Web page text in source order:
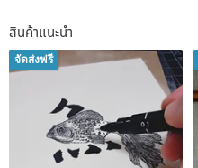
สินค้าแนะนำ
จัดส่งฟรี